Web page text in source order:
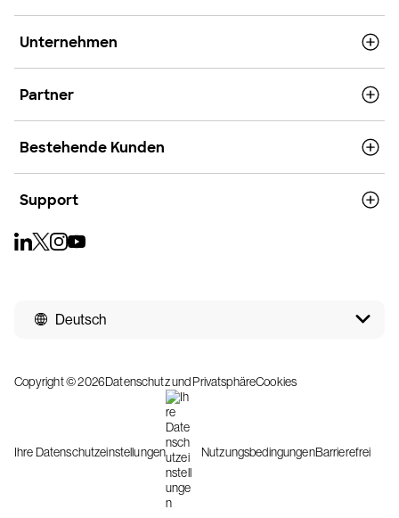
Unternehmen
Partner
Bestehende Kunden
Support
Deutsch
Copyright © 2026Datenschutz und PrivatsphäreCookies
Ihre Datenschutzeinstellungen NutzungsbedingungenBarrierefrei